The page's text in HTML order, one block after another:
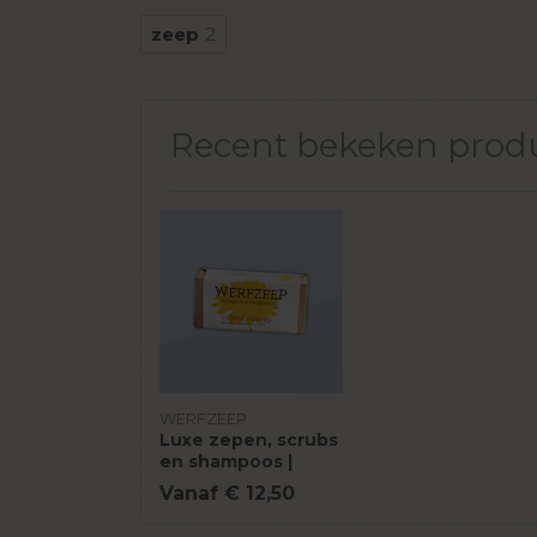
zeep 2
Recent bekeken
WERFZEEP
Luxe zepen, scrubs
en shampoos |
Werfzeep
Vanaf € 12,50